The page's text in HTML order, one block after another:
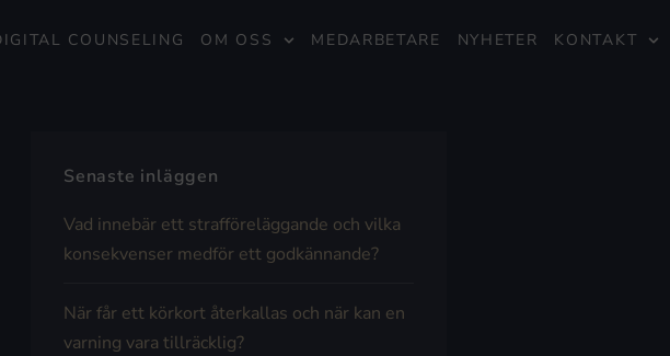
COUNSELING OM OSS MEDARBETARE NYHETER KONTAKT
Senaste inläggen
Vad innebär ett strafföreläggande och vilka
konsekvenser medför ett godkännande?
När får ett körkort återkallas och när kan en
varning vara tillräcklig?